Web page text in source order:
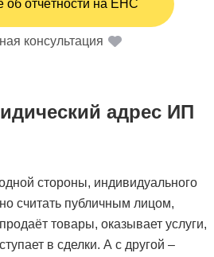
об отчётности на ЕНС
консультация
адрес ИП
стороны, индивидуального
считать публичным лицом,
товары, оказывает услуги,
в сделки. А с другой –